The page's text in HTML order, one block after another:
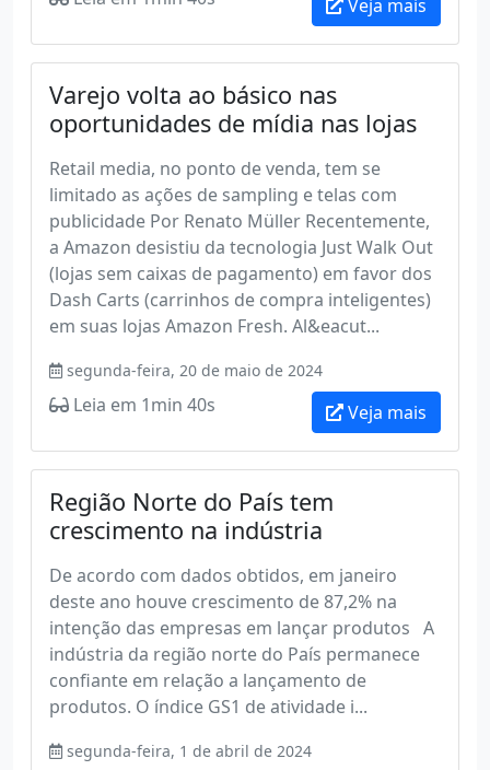
Veja mais
Varejo volta ao básico nas
oportunidades de mídia nas lojas
Retail media, no ponto de venda, tem se
limitado as ações de sampling e telas com
publicidade Por Renato Müller Recentemente,
a Amazon desistiu da tecnologia Just Walk Out
(lojas sem caixas de pagamento) em favor dos
Dash Carts (carrinhos de compra inteligentes)
em suas lojas Amazon Fresh. Al&eacut...
segunda-feira, 20 de maio de 2024
Leia em 1min 40s Veja mais
Região Norte do País tem
crescimento na indústria
De acordo com dados obtidos, em janeiro
deste ano houve crescimento de 87,2% na
intenção das empresas em lançar produtos A
indústria da região norte do País permanece
confiante em relação a lançamento de
produtos. O índice GS1 de atividade i...
segunda-feira, 1 de abril de 2024